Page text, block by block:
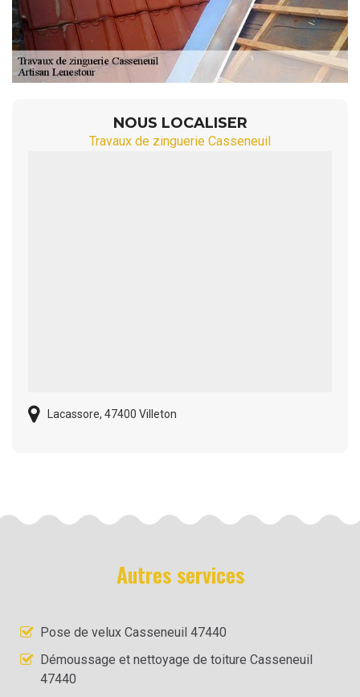
NOUS LOCALISER
Travaux de zinguerie Casseneuil
Lacassore, 47400 Villeton
Autres services
Pose de velux Casseneuil 47440
Démoussage et nettoyage de toiture Casseneuil
47440